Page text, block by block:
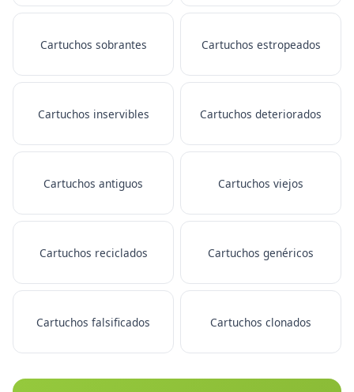
Cartuchos sobrantes Cartuchos estropeados
Cartuchos inservibles Cartuchos deteriorados
Cartuchos antiguos Cartuchos viejos
Cartuchos reciclados Cartuchos genéricos
Cartuchos falsificados Cartuchos clonados